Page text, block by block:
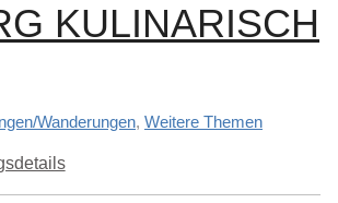
KULINARISCH
Wanderungen, Weitere Themen